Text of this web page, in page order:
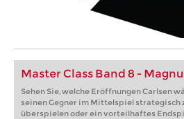
Master Class Band 8 -
Sehen Sie, welche Eröffnungen Carlsen
seinen Gegner im Mittelspiel strategisch
überspielen oder ein vorteilhaftes